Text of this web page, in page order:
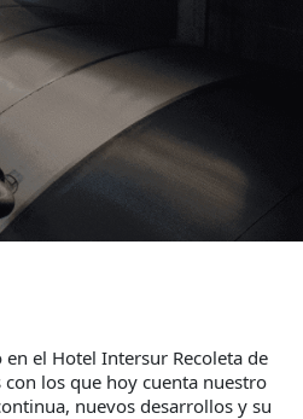
el Hotel Intersur Recoleta de
los que hoy cuenta nuestro
nuevos desarrollos y su